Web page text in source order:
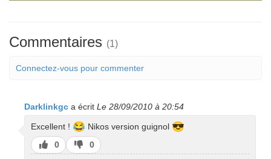
Commentaires (1)
Connectez-vous pour commenter
Darklinkgc a écrit Le 28/09/2010 à 20:54
Excellent ! 😂 Nikos version guignol 😎
J’aime
0
J’aime
pas
0